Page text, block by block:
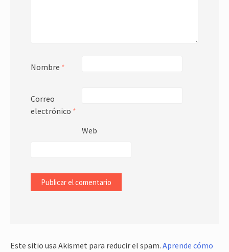
Nombre *
Correo
electrónico *
Web
Este sitio usa Akismet para reducir el spam. Aprende cómo